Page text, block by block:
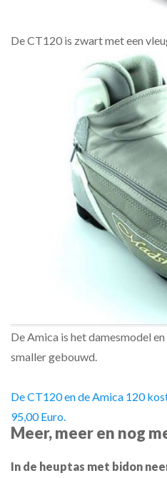
De CT120 is zwart met een
De Amica is het damesmodel
smaller gebouwd.
De CT120 en de Amica 120
95,00 Euro.
Meer, meer en nog
In de heuptas met bidon